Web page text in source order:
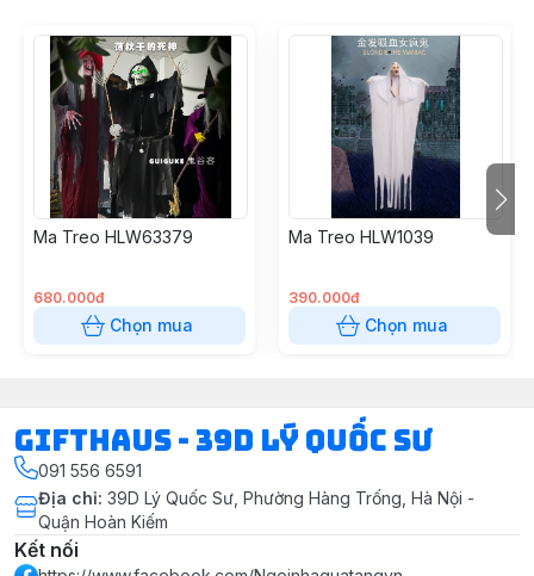
Ma Treo HLW63379
680.000đ
Chọn mua
Ma Treo HLW1039
390.000đ
Chọn mua
Gifthaus - 39D Lý Quốc Sư
091 556 6591
Địa chỉ: 39D Lý Quốc Sư, Phường Hàng Trống, Hà Nội -
Quận Hoàn Kiếm
Kết nối